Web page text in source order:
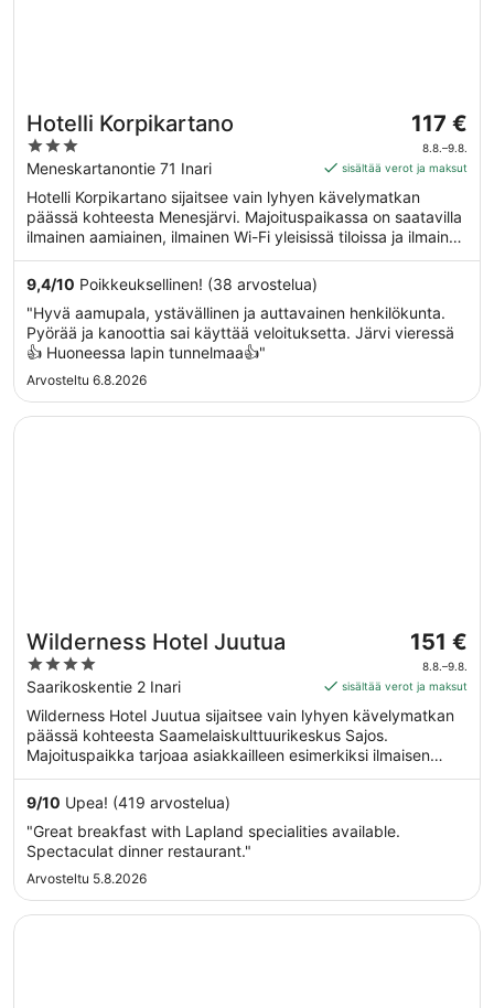
Hotelli Korpikartano
3
out
of
5
Meneskartanontie 71 Inari
Hinta
on
117 €
yö
ajalle
117 €
8.8.–9.8.
sisältää verot ja maksut
Hotelli Korpikartano sijaitsee vain lyhyen kävelymatkan
päässä kohteesta Menesjärvi. Majoituspaikassa on saatavilla
ilmainen aamiainen, ilmainen Wi-Fi yleisissä tiloissa ja ilmainen
omatoiminen pysäköinti. Tämän majoituspaikan tarjoamiin
lemmikkipalveluihin kuuluu ruoka- ja vesikulhot.
9,4/10 Poikkeuksellinen! (38 arvostelua)
"Hyvä aamupala, ystävällinen ja auttavainen henkilökunta.
Pyörää ja kanoottia sai käyttää veloituksetta. Järvi vieressä
👍 Huoneessa lapin tunnelmaa👍"
Arvosteltu 6.8.2026
Wilderness Hotel Juutua
4
out
of
5
Saarikoskentie 2 Inari
Hinta
on
151 €
per
yö
ajalle
151 €
8.8.–9.8.
sisältää verot ja maksut
Wilderness Hotel Juutua sijaitsee vain lyhyen kävelymatkan
päässä kohteesta Saamelaiskulttuurikeskus Sajos.
Majoituspaikka tarjoaa asiakkailleen esimerkiksi ilmaisen
aamiaisen, ilmaisen Wi-Fi-yhteyden yleisissä tiloissa ja
ilmaisen omatoimisen pysäköinnin.
9/10 Upea! (419 arvostelua)
"Great breakfast with Lapland specialities available.
Spectaculat dinner restaurant."
Arvosteltu 5.8.2026
Avautuu uuteen ikkunaan
Wilderness Hotel Juutua
Avautuu uuteen ikkunaan
Hotelli Ivalo